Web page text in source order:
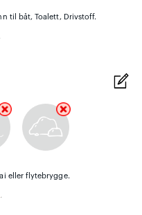
til båt, Toalett, Drivstoff.
eller flytebrygge.
.